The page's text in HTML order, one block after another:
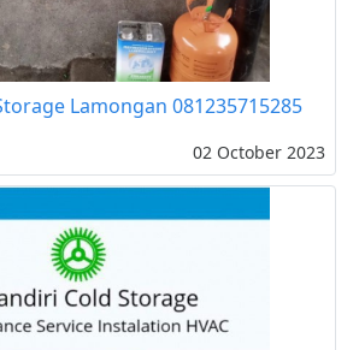
Lamongan 081235715285
02 October 2023